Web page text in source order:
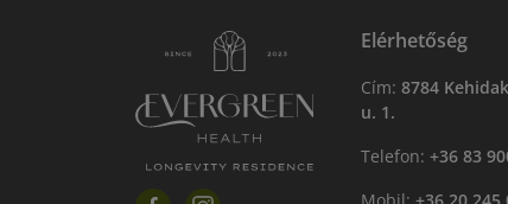
Elérhetőség
Cím: 8784
u. 1.
Telefon: +36 83